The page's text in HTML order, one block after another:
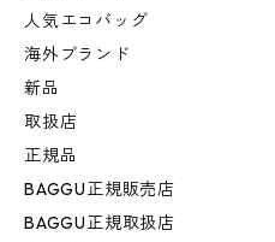
人気エコバッグ
海外ブランド
新品
取扱店
正規品
BAGGU正規販売店
BAGGU正規取扱店